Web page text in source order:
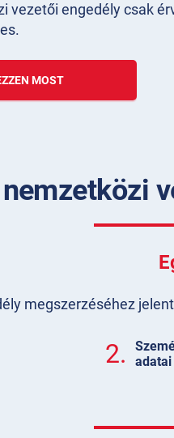
vezetői engedély csak
MOST
megszerzéséhez
2.
adatai